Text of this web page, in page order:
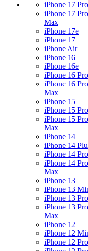
iPhone 17 Pro
iPhone 17 Pro
Max
iPhone 17e
iPhone 17
iPhone Air
iPhone 16
iPhone 16e
iPhone 16 Pro
iPhone 16 Pro
Max
iPhone 15
iPhone 15 Pro
iPhone 15 Pro
Max
iPhone 14
iPhone 14
iPhone 14 Pro
iPhone 14 Pro
Max
iPhone 13
iPhone 13
iPhone 13 Pro
iPhone 13 Pro
Max
iPhone 12
iPhone 12
iPhone 12 Pro